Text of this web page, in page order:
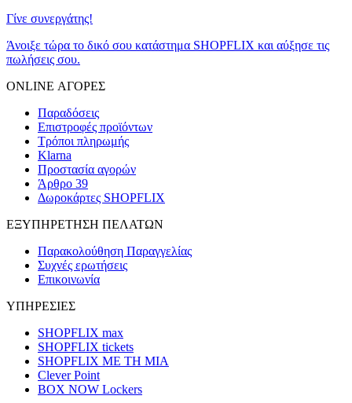
Γίνε συνεργάτης!
Άνοιξε τώρα το δικό σου κατάστημα SHOPFLIX και αύξησε τις
πωλήσεις σου.
ONLINE ΑΓΟΡΕΣ
Παραδόσεις
Επιστροφές προϊόντων
Τρόποι πληρωμής
Klarna
Προστασία αγορών
Άρθρο 39
Δωροκάρτες SHOPFLIX
ΕΞΥΠΗΡΕΤΗΣΗ ΠΕΛΑΤΩΝ
Παρακολούθηση Παραγγελίας
Συχνές ερωτήσεις
Επικοινωνία
ΥΠΗΡΕΣΙΕΣ
SHOPFLIX max
SHOPFLIX tickets
SHOPFLIX ΜΕ ΤΗ ΜΙΑ
Clever Point
BOX NOW Lockers